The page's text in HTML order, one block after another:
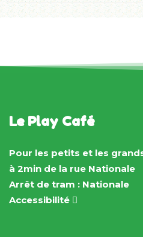
Le Play Café
Pour les petits et les
à 2min de la rue Nationale
Arrêt de tram : Nationale
Accessibilité